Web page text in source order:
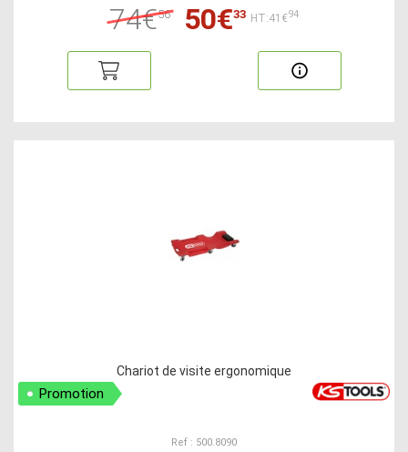
74€56 50€33 HT:41€94
Chariot de visite ergonomique
Promotion
Ref : 500.8090